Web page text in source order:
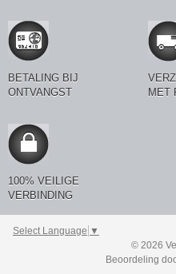
BETALING BIJ
ONTVANGST
MET
100% VEILIGE
VERBINDING
Select Language ▼
© 2026
Beoordeling